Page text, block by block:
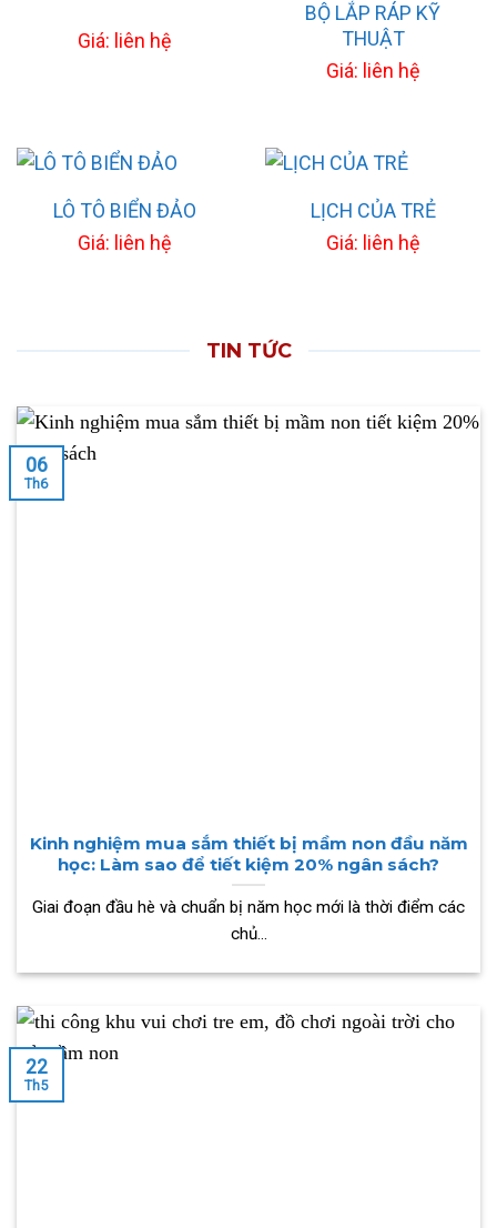
Giá: liên hệ
BỘ LẮP RÁP KỸ
THUẬT
Giá: liên hệ
LÔ TÔ BIỂN ĐẢO
Giá: liên hệ
LỊCH CỦA TRẺ
Giá: liên hệ
TIN TỨC
Kinh nghiệm mua sắm thiết bị mầm non đầu năm
học: Làm sao để tiết kiệm 20% ngân sách?
Giai đoạn đầu hè và chuẩn bị năm học mới là thời điểm các
chủ...
06
Th6
22
Th5